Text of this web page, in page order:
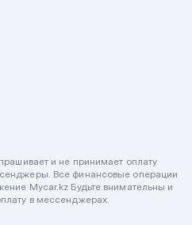
и не принимает оплату
Все финансовые операции
Mycar.kz Будьте внимательны и
в мессенджерах.